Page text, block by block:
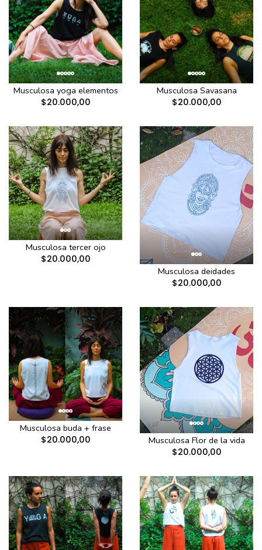
Musculosa yoga elementos
$20.000,00
Musculosa Savasana
$20.000,00
Musculosa tercer ojo
$20.000,00
Musculosa deidades
$20.000,00
Musculosa buda + frase
$20.000,00
Musculosa Flor de la vida
$20.000,00